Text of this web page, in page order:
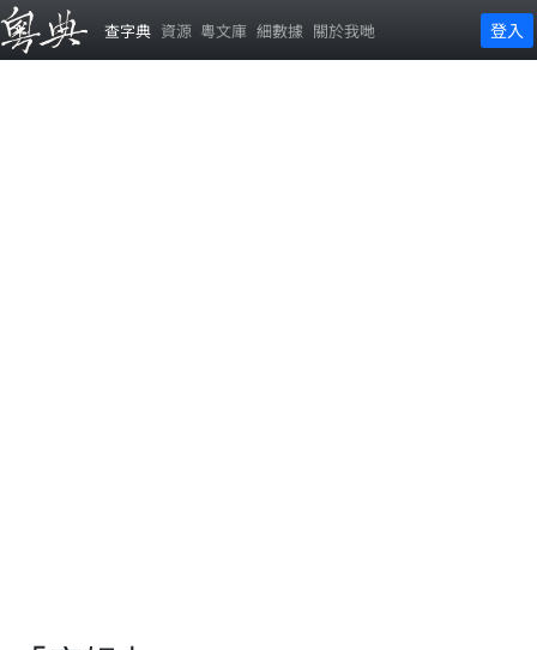
查字典 資源 粵文庫 細數據 關於我哋 登入